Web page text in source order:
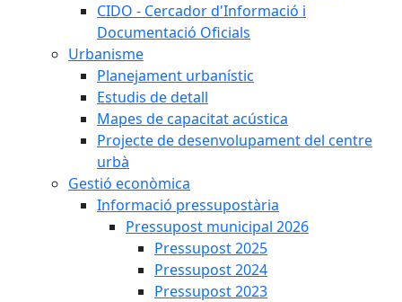
CIDO - Cercador d'Informació i
Documentació Oficials
Urbanisme
Planejament urbanístic
Estudis de detall
Mapes de capacitat acústica
Projecte de desenvolupament del centre
urbà
Gestió econòmica
Informació pressupostària
Pressupost municipal 2026
Pressupost 2025
Pressupost 2024
Pressupost 2023